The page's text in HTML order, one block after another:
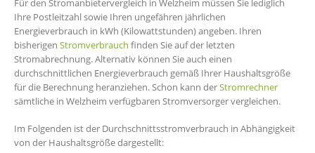
Für den Stromanbietervergleich in Welzheim müssen Sie lediglich
Ihre Postleitzahl sowie Ihren ungefähren jährlichen
Energieverbrauch in kWh (Kilowattstunden) angeben. Ihren
bisherigen Stromverbrauch finden Sie auf der letzten
Stromabrechnung. Alternativ können Sie auch einen
durchschnittlichen Energieverbrauch gemäß Ihrer Haushaltsgröße
für die Berechnung heranziehen. Schon kann derStromrechner
sämtliche in Welzheim verfügbaren Stromversorger vergleichen.
Im Folgenden ist der Durchschnittsstromverbrauch in Abhängigkeit
von der Haushaltsgröße dargestellt: